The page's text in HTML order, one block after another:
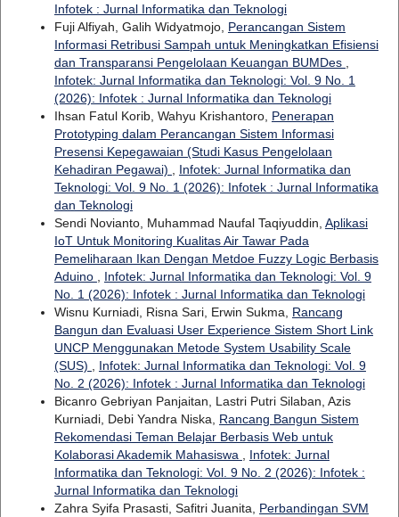
Infotek : Jurnal Informatika dan Teknologi
Fuji Alfiyah, Galih Widyatmojo, Perancangan Sistem
Informasi Retribusi Sampah untuk Meningkatkan Efisiensi
dan Transparansi Pengelolaan Keuangan BUMDes
Infotek: Jurnal Informatika dan Teknologi: Vol. 9 No. 1
(2026): Infotek : Jurnal Informatika dan Teknologi
Ihsan Fatul Korib, Wahyu Krishantoro, Penerapan
Prototyping dalam Perancangan Sistem Informasi
Presensi Kepegawaian (Studi Kasus Pengelolaan
Kehadiran Pegawai)
Infotek: Jurnal Informatika dan
Teknologi: Vol. 9 No. 1 (2026): Infotek : Jurnal Informatika
dan Teknologi
Sendi Novianto, Muhammad Naufal Taqiyuddin, Aplikasi
IoT Untuk Monitoring Kualitas Air Tawar Pada
Pemeliharaan Ikan Dengan Metdoe Fuzzy Logic Berbasis
Aduino
Infotek: Jurnal Informatika dan Teknologi: Vol. 9
No. 1 (2026): Infotek : Jurnal Informatika dan Teknologi
Wisnu Kurniadi, Risna Sari, Erwin Sukma, Rancang
Bangun dan Evaluasi User Experience Sistem Short Link
UNCP Menggunakan Metode System Usability Scale
(SUS)
Infotek: Jurnal Informatika dan Teknologi: Vol. 9
No. 2 (2026): Infotek : Jurnal Informatika dan Teknologi
Bicanro Gebriyan Panjaitan, Lastri Putri Silaban, Azis
Kurniadi, Debi Yandra Niska, Rancang Bangun Sistem
Rekomendasi Teman Belajar Berbasis Web untuk
Kolaborasi Akademik Mahasiswa
Infotek: Jurnal
Informatika dan Teknologi: Vol. 9 No. 2 (2026): Infotek :
Jurnal Informatika dan Teknologi
Zahra Syifa Prasasti, Safitri Juanita, Perbandingan SVM